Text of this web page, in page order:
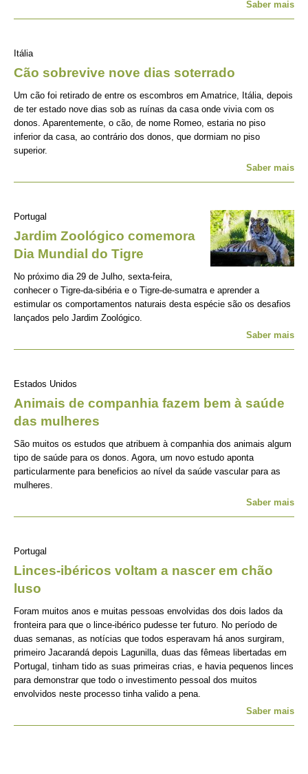
Saber mais
Itália
Cão sobrevive nove dias soterrado
Um cão foi retirado de entre os escombros em Amatrice, Itália, depois
de ter estado nove dias sob as ruínas da casa onde vivia com os
donos. Aparentemente, o cão, de nome Romeo, estaria no piso
inferior da casa, ao contrário dos donos, que dormiam no piso
superior.
Saber mais
Portugal
Jardim Zoológico comemora
Dia Mundial do Tigre
No próximo dia 29 de Julho, sexta-feira,
conhecer o Tigre-da-sibéria e o Tigre-de-sumatra e aprender a
estimular os comportamentos naturais desta espécie são os desafios
lançados pelo Jardim Zoológico.
Saber mais
Estados Unidos
Animais de companhia fazem bem à saúde
das mulheres
São muitos os estudos que atribuem à companhia dos animais algum
tipo de saúde para os donos. Agora, um novo estudo aponta
particularmente para beneficios ao nível da saúde vascular para as
mulheres.
Saber mais
Portugal
Linces-ibéricos voltam a nascer em chão
luso
Foram muitos anos e muitas pessoas envolvidas dos dois lados da
fronteira para que o lince-ibérico pudesse ter futuro. No período de
duas semanas, as notícias que todos esperavam há anos surgiram,
primeiro Jacarandá depois Lagunilla, duas das fêmeas libertadas em
Portugal, tinham tido as suas primeiras crias, e havia pequenos linces
para demonstrar que todo o investimento pessoal dos muitos
envolvidos neste processo tinha valido a pena.
Saber mais